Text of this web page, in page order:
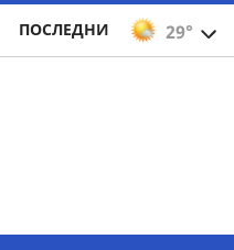
29°
ПОСЛЕДНИ